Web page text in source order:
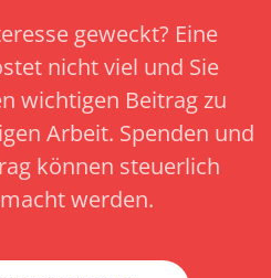
geweckt? Eine
nicht viel und Sie
wichtigen Beitrag zu
Arbeit. Spenden und
können steuerlich
werden.